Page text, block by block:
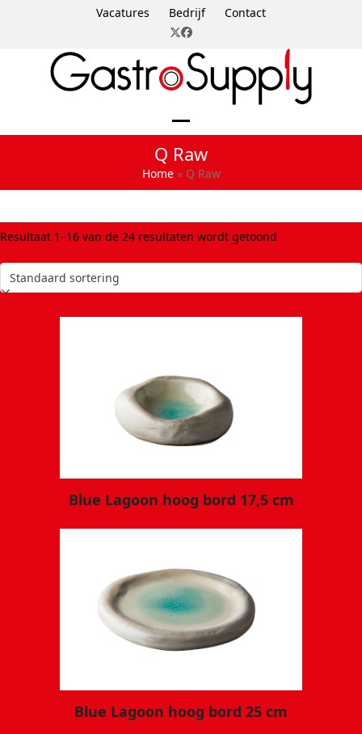
Vacatures Bedrijf
Contact
Twitter
Facebook
Open
mobile
menu
Close
mobile
menu
Q Raw
Home» Q Raw
Resultaat 1–16 van de 24 resultaten wordt getoond
Blue Lagoon hoog bord 17,5 cm
Blue Lagoon hoog bord 25 cm